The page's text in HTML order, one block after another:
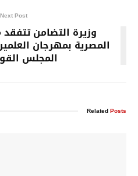
Next Post
وزيرة التضامن
المصرية بمهرجان
المجلس
RelatedPosts